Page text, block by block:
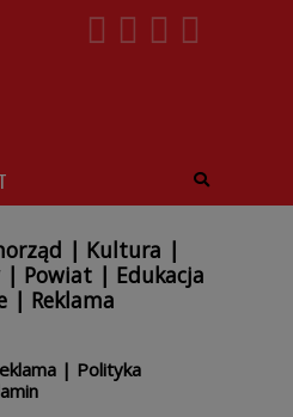
| Kultura |
| Powiat| Edukacja
| Reklama
| Polityka